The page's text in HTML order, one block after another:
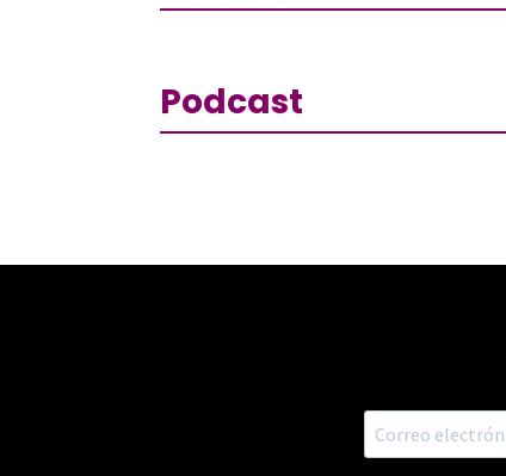
Podcast